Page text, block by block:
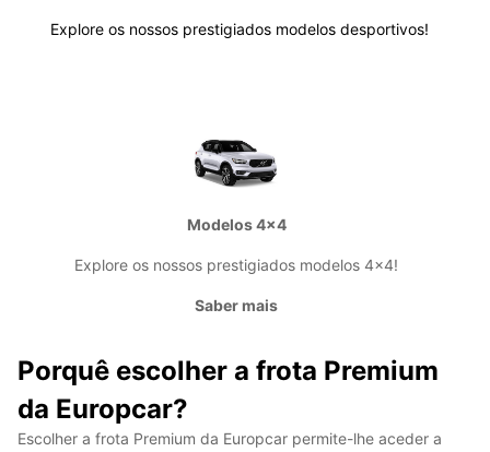
Explore os nossos prestigiados modelos desportivos!
Modelos 4x4
Explore os nossos prestigiados modelos 4x4!
Saber mais
Porquê escolher a frota Premium
da Europcar?
Escolher a frota Premium da Europcar permite-lhe aceder a